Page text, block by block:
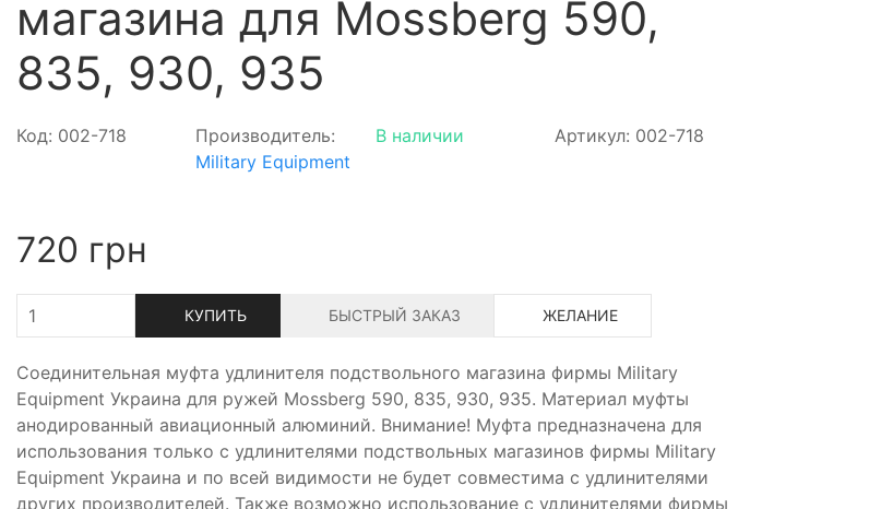
магазина для Mossberg 590,
835, 930, 935
Код: 002-718
Производитель:
Military Equipment
В наличии Артикул: 002-718
720 грн
КУПИТЬ БЫСТРЫЙ ЗАКАЗ ЖЕЛАНИЕ
Соединительная муфта удлинителя подствольного магазина фирмы Military
Equipment Украина для ружей Mossberg 590, 835, 930, 935. Материал муфты
анодированный авиационный алюминий. Внимание! Муфта предназначена для
использования только с удлинителями подствольных магазинов фирмы Military
Equipment Украина и по всей видимости не будет совместима с удлинителями
других производителей. Также возможно использование с удлинителями фирмы